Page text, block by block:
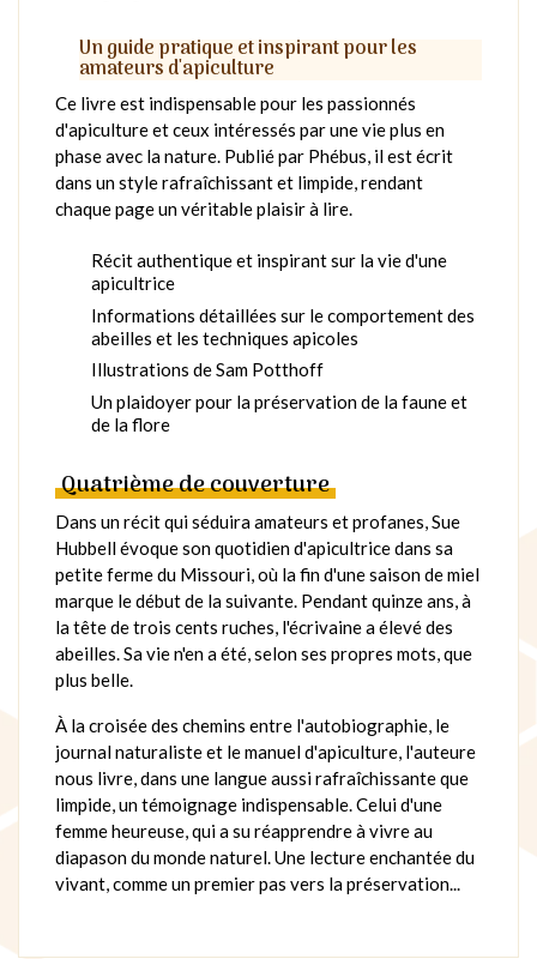
Un guide pratique et inspirant pour les
amateurs d'apiculture
Ce livre est indispensable pour les passionnés
d'apiculture et ceux intéressés par une vie plus en
phase avec la nature. Publié par Phébus, il est écrit
dans un style rafraîchissant et limpide, rendant
chaque page un véritable plaisir à lire.
Récit authentique et inspirant sur la vie d'une
apicultrice
Informations détaillées sur le comportement des
abeilles et les techniques apicoles
Illustrations de Sam Potthoff
Un plaidoyer pour la préservation de la faune et
de la flore
Quatrième de couverture
Dans un récit qui séduira amateurs et profanes, Sue
Hubbell évoque son quotidien d'apicultrice dans sa
petite ferme du Missouri, où la fin d'une saison de miel
marque le début de la suivante. Pendant quinze ans, à
la tête de trois cents ruches, l'écrivaine a élevé des
abeilles. Sa vie n'en a été, selon ses propres mots, que
plus belle.
À la croisée des chemins entre l'autobiographie, le
journal naturaliste et le manuel d'apiculture, l'auteure
nous livre, dans une langue aussi rafraîchissante que
limpide, un témoignage indispensable. Celui d'une
femme heureuse, qui a su réapprendre à vivre au
diapason du monde naturel. Une lecture enchantée du
vivant, comme un premier pas vers la préservation...